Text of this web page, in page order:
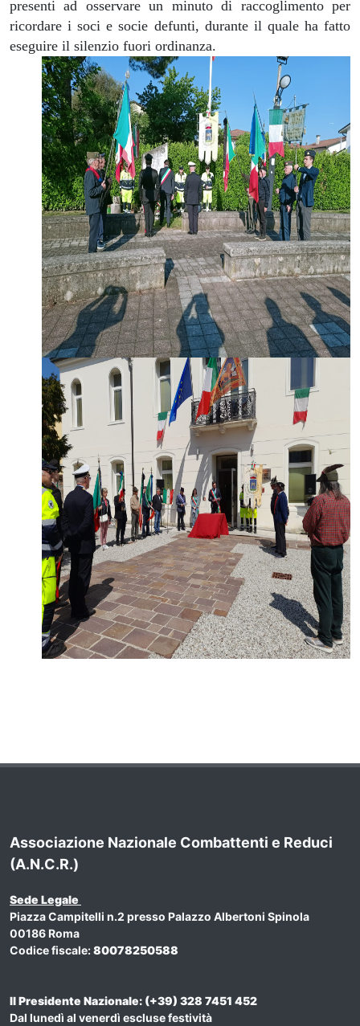
presenti ad osservare un minuto di raccoglimento per
ricordare i soci e socie defunti, durante il quale ha fatto
eseguire il silenzio fuori ordinanza.
Associazione Nazionale Combattenti e Reduci
(A.N.C.R.)
Sede Legale
Piazza Campitelli n.2 presso Palazzo Albertoni Spinola
00186 Roma
Codice fiscale:80078250588
Il Presidente Nazionale: (+39) 328 7451 452
Dal lunedì al venerdì escluse festività